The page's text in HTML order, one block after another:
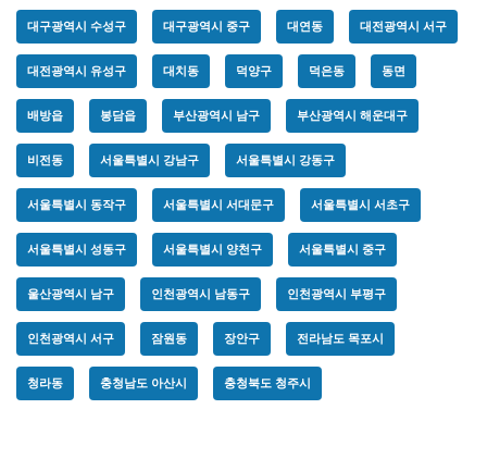
대구광역시 수성구 대구광역시 중구 대연동 대전광역시 서구
대전광역시 유성구 대치동 덕양구 덕은동 동면
배방읍 봉담읍 부산광역시 남구 부산광역시 해운대구
비전동 서울특별시 강남구 서울특별시 강동구
서울특별시 동작구 서울특별시 서대문구 서울특별시 서초구
서울특별시 성동구 서울특별시 양천구 서울특별시 중구
울산광역시 남구 인천광역시 남동구 인천광역시 부평구
인천광역시 서구 잠원동 장안구 전라남도 목포시
청라동 충청남도 아산시 충청북도 청주시